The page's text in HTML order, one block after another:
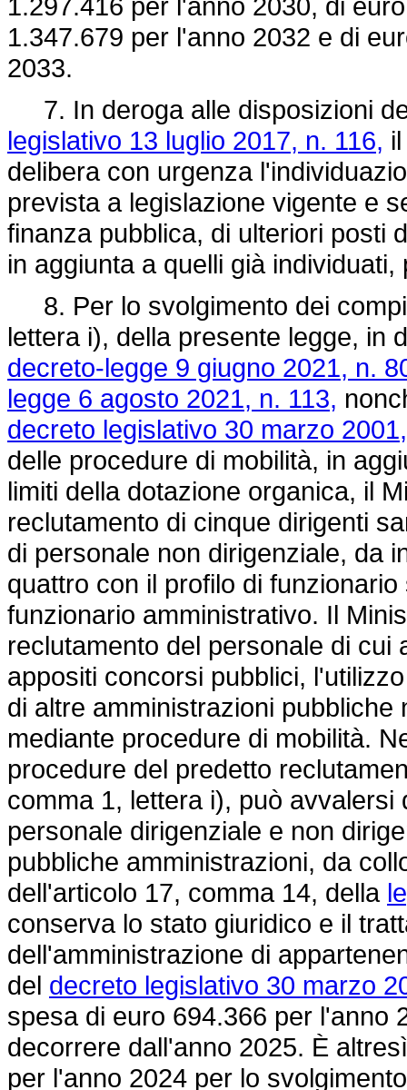
1.347.679 per l'anno 2032 e di
2033.
7. In deroga alle disposizioni
legislativo 13 luglio 2017, n. 116,
delibera con urgenza
prevista a legislazione vigente e
finanza pubblica, di ulteriori posti
in aggiunta a quelli già
8. Per lo svolgimento dei
lettera i), della presente legge, in
decreto-legge 9 giugno 2021, n.
legge 6 agosto 2021, n. 113,
decreto legislativo 30 marzo
delle procedure di mobilità, in
limiti della dotazione organica, il
reclutamento di cinque dirigenti
di personale non dirigenziale, da
quattro con il profilo di
funzionario amministrativo. Il
reclutamento del personale di cui
appositi concorsi pubblici,
di altre amministrazioni
mediante procedure di mobilità.
procedure del predetto
comma 1, lettera i), può
personale dirigenziale e non
pubbliche amministrazioni, da
dell'articolo 17, comma 14, della
conserva lo stato giuridico e il
dell'amministrazione di
del decreto legislativo 30 marzo
spesa di euro 694.366 per l'anno
decorrere dall'anno 2025. È
per l'anno 2024 per lo